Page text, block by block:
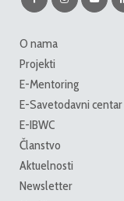
O nama
Projekti
E-Mentoring
E-Savetodavni centar
E-IBWC
Članstvo
Aktuelnosti
Newsletter